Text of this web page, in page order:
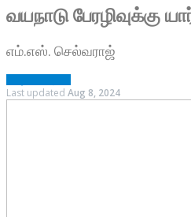
வயநாடு பேரழிவுக்கு
எம்.எஸ். செல்வராஜ்
Last updated Aug 8, 2024